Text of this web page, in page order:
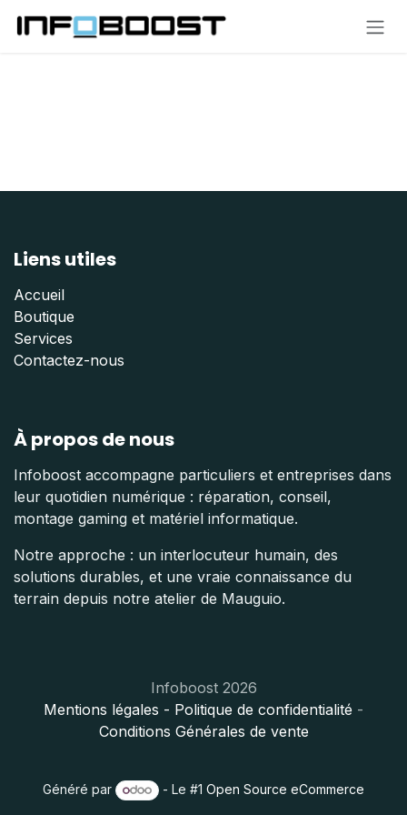
Liens utiles
Accueil
Boutique
Services
Contactez-nous
À propos de nous
Infoboost accompagne particuliers et entreprises dans
leur quotidien numérique : réparation, conseil,
montage gaming et matériel informatique.
Notre approche : un interlocuteur humain, des
solutions durables, et une vraie connaissance du
terrain depuis notre atelier de Mauguio.
Infoboost 2026
Mentions légales - Politique de confidentialité -
Conditions Générales de vente
Généré par - Le #1Open Source eCommerce